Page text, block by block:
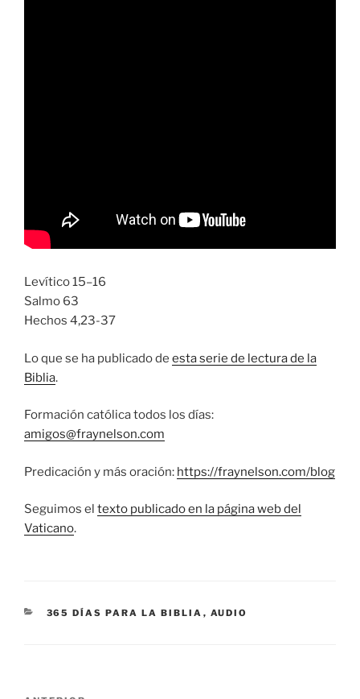
Levítico 15–16
Salmo 63
Hechos 4,23-37
Lo que se ha publicado de esta serie de lectura de la
Biblia.
Formación católica todos los días:
amigos@fraynelson.com
Predicación y más oración: https://fraynelson.com/blog
Seguimos el texto publicado en la página web del
Vaticano.
CATEGORÍAS
365 DÍAS PARA LA BIBLIA , AUDIO